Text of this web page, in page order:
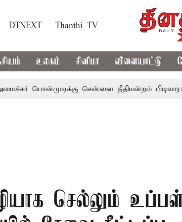
DTNEXT Thanthi TV
உலகம் சினிமா விளையாட்டு
சென்னை நீதிமன்றம் பிடிவாராண்ட்
செல்லும்